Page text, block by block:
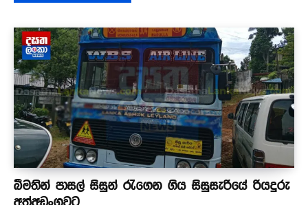
බීමතින් පාසල් සිසුන් රැගෙන ගිය සිසුසැරියේ රියදුරු
අත්අඩංගුවට